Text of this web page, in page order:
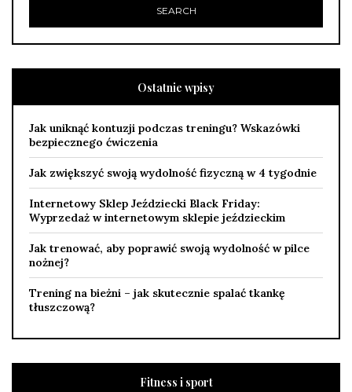
Ostatnie wpisy
Jak uniknąć kontuzji podczas treningu? Wskazówki
bezpiecznego ćwiczenia
Jak zwiększyć swoją wydolność fizyczną w 4 tygodnie
Internetowy Sklep Jeździecki Black Friday:
Wyprzedaż w internetowym sklepie jeździeckim
Jak trenować, aby poprawić swoją wydolność w pilce
nożnej?
Trening na bieżni – jak skutecznie spalać tkankę
tłuszczową?
Fitness i sport